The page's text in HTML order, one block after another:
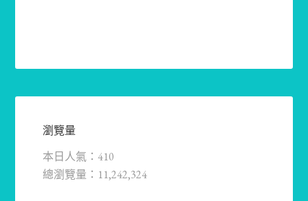
瀏覽量
本日人氣：410
總瀏覽量：11,242,324